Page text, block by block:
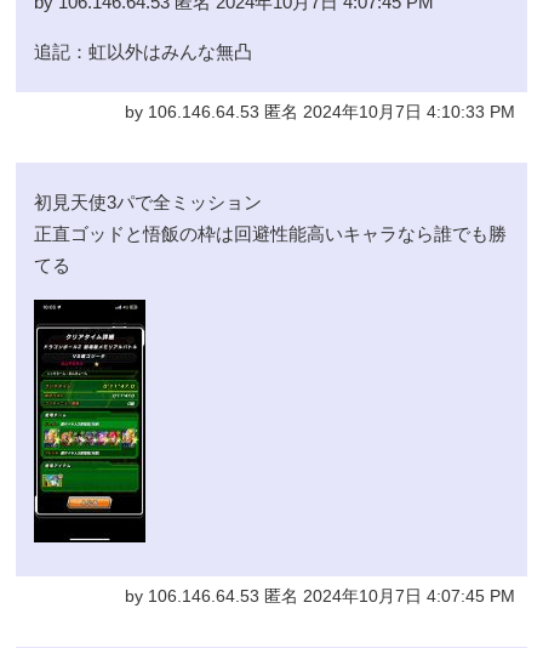
追記：虹以外はみんな無凸
by 106.146.64.53 匿名 2024年10月7日 4:10:33 PM
初見天使3パで全ミッション
正直ゴッドと悟飯の枠は回避性能高いキャラなら誰でも勝
てる
by 106.146.64.53 匿名 2024年10月7日 4:07:45 PM